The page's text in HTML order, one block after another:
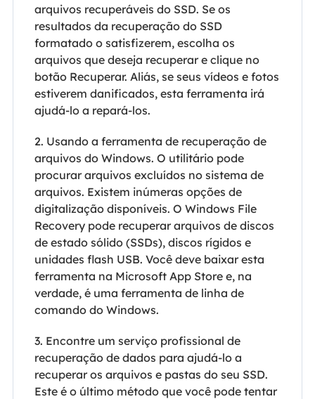
arquivos recuperáveis do SSD. Se os
resultados da recuperação do SSD
formatado o satisfizerem, escolha os
arquivos que deseja recuperar e clique no
botão Recuperar. Aliás, se seus vídeos e fotos
estiverem danificados, esta ferramenta irá
ajudá-lo a repará-los.
2. Usando a ferramenta de recuperação de
arquivos do Windows. O utilitário pode
procurar arquivos excluídos no sistema de
arquivos. Existem inúmeras opções de
digitalização disponíveis. O Windows File
Recovery pode recuperar arquivos de discos
de estado sólido (SSDs), discos rígidos e
unidades flash USB. Você deve baixar esta
ferramenta na Microsoft App Store e, na
verdade, é uma ferramenta de linha de
comando do Windows.
3. Encontre um serviço profissional de
recuperação de dados para ajudá-lo a
recuperar os arquivos e pastas do seu SSD.
Este é o último método que você pode tentar